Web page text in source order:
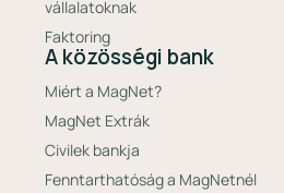
vállalatoknak
Faktoring
A közösségi bank
Miért a MagNet?
MagNet Extrák
Civilek bankja
Fenntarthatóság a MagNetnél